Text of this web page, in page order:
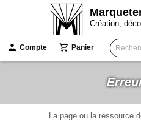
Création,
Compte Panier
La page ou la ressource